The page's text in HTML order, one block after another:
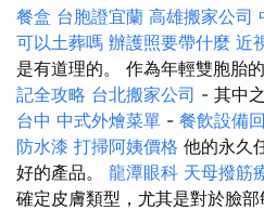
餐盒 台胞證宜蘭 高雄搬家公司
可以土葬嗎 辦護照要帶什麼 近
是有道理的。 作為年輕雙胞胎
記全攻略 台北搬家公司 - 其中
台中 中式外燴菜單 - 餐飲設備
防水漆 打掃阿姨價格 他的永久
好的產品。 龍潭眼科 天母撥筋
確定皮膚類型，尤其是對於臉部